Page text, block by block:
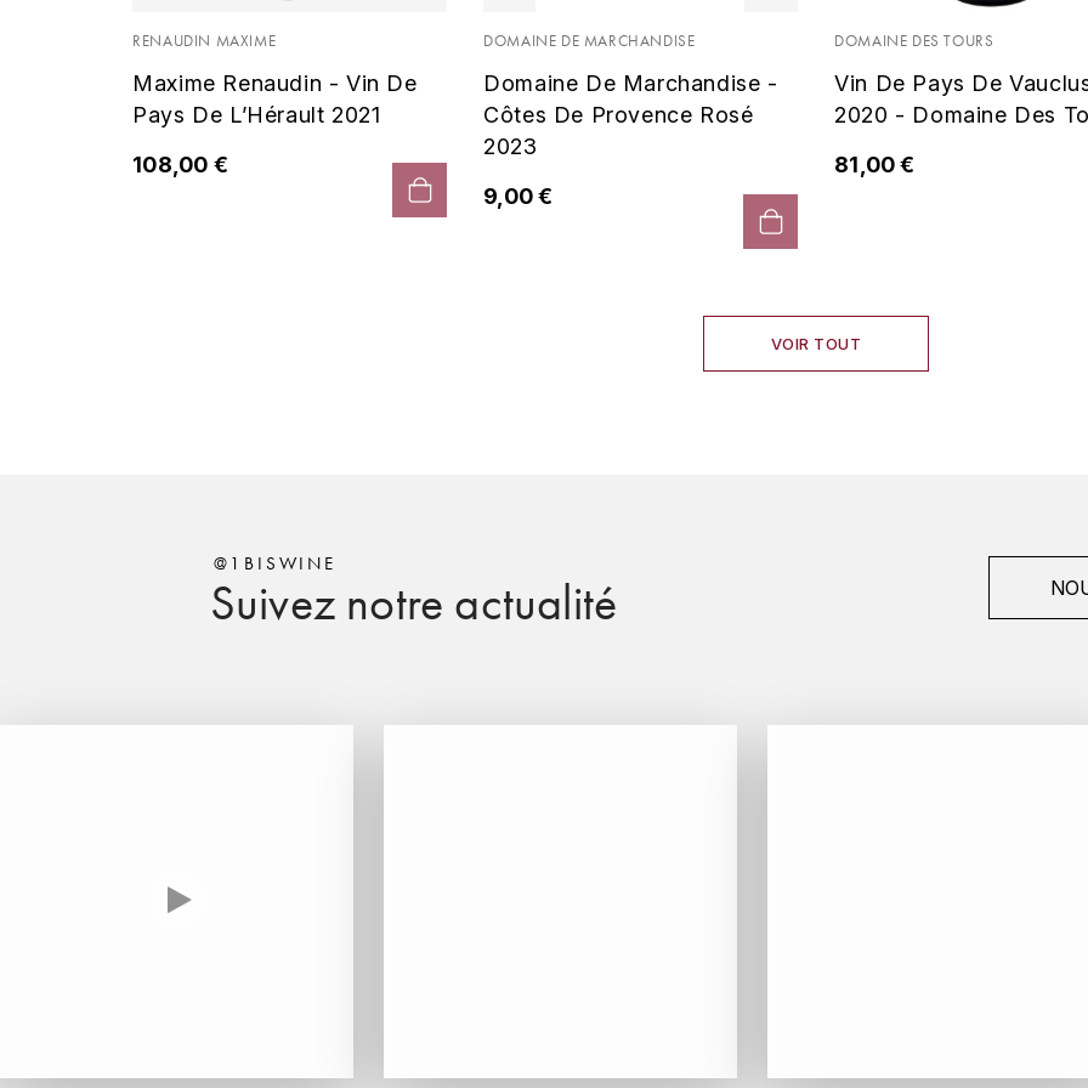
RENAUDIN MAXIME
Maxime Renaudin - Vin De
Pays De L’Hérault 2021
108,00 €
DOMAINE DE MARCHANDISE
Domaine De Marchandise -
Côtes De Provence Rosé
2023
9,00 €
DOMAINE DES TOURS
Vin De Pays De
2020 - Domaine Des
81,00 €
VOIR TOUT
Suivez notre actualité
@1BISWINE